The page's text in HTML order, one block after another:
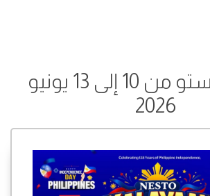
عروض نستو من 10 إلى 13 يونيو
2026